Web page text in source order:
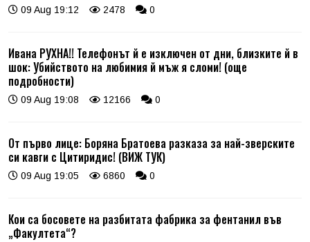
09 Aug 19:12 2478 0
Ивана РУХНА!! Телефонът й е изключен от дни, близките й в
шок: Убийството на любимия й мъж я сломи! (още
подробности)
09 Aug 19:08 12166 0
От първо лице: Боряна Братоева разказа за най-зверските
си кавги с Цитиридис! (ВИЖ ТУК)
09 Aug 19:05 6860 0
Кои са босовете на разбитата фабрика за фентанил във
„Факултета“?